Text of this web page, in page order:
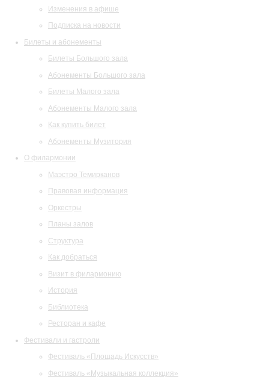
Изменения в афише
Подписка на новости
Билеты и абонементы
Билеты Большого зала
Абонементы Большого зала
Билеты Малого зала
Абонементы Малого зала
Как купить билет
Абонементы Музитория
О филармонии
Маэстро Темирканов
Правовая информация
Оркестры
Планы залов
Структура
Как добраться
Визит в филармонию
История
Библиотека
Ресторан и кафе
Фестивали и гастроли
Фестиваль «Площадь Искусств»
Фестиваль «Музыкальная коллекция»